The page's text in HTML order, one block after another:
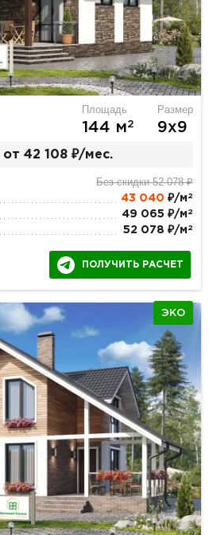
Площадь
144 м2
Размер
9х9
от 42 108 ₽/мес.
Без скидки 52 078 ₽
43 040 ₽/м 2
49 065 ₽/м 2
52 078 ₽/м 2
ПОЛУЧИТЬ РАСЧЕТ
ЭКО